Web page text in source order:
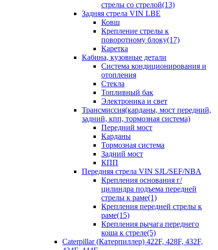
стрелы со стрелой(13)
Задняя стрела VIN LBE
Ковш
Крепление стрелы к
поворотному блоку(17)
Каретка
Кабина, кузовные детали
Система кондиционирования и
отопления
Стекла
Топливный бак
Электроника и свет
Трансмиссия(карданы, мост передний,
задний, кпп, тормозная система)
Передний мост
Карданы
Тормозная система
Задний мост
КПП
Передняя стрела VIN SJL/SEF/NBA
Крепления основания г/
цилиндра подъема передней
стрелы к раме(1)
Крепления передней стрелы к
раме(15)
Крепления рычага переднего
коша к стреле(5)
Caterpillar (Катерпиллер) 422F, 428F, 432F,